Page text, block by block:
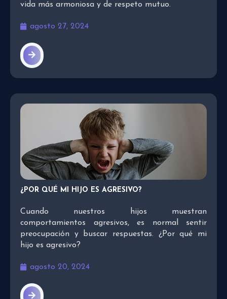
vida más armoniosa y de respeto mutuo.
agosto 27, 2024
¿POR QUÉ MI HIJO ES AGRESIVO?
Cuando nuestros hijos muestran
comportamientos agresivos, es normal sentir
preocupación y buscar respuestas. ¿Por qué mi
hijo es agresivo?
agosto 20, 2024